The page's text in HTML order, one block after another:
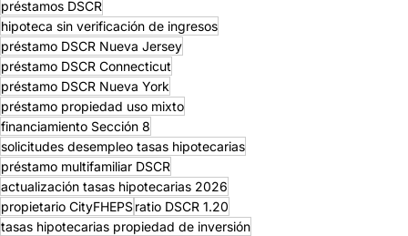
préstamos DSCR
hipoteca sin verificación de ingresos
préstamo DSCR Nueva Jersey
préstamo DSCR Connecticut
préstamo DSCR Nueva York
préstamo propiedad uso mixto
financiamiento Sección 8
solicitudes desempleo tasas hipotecarias
préstamo multifamiliar DSCR
actualización tasas hipotecarias 2026
propietario CityFHEPSratio DSCR 1.20
tasas hipotecarias propiedad de inversión